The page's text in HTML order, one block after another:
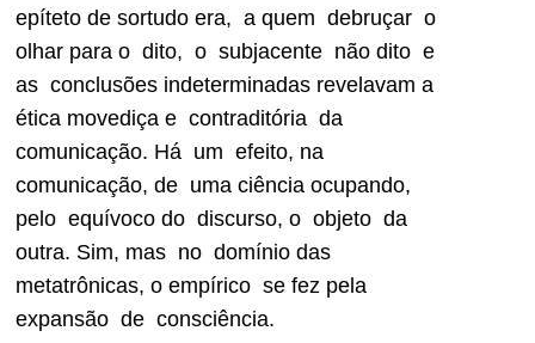
epíteto de sortudo era, a quem debruçar o
olhar para o dito, o subjacente não dito e
as conclusões indeterminadas revelavam a
ética movediça e contraditória da
comunicação. Há um efeito, na
comunicação, de uma ciência ocupando,
pelo equívoco do discurso, o objeto da
outra. Sim, mas no domínio das
metatrônicas, o empírico se fez pela
expansão de consciência.